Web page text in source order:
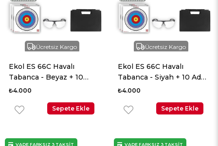
Ücretsiz Kargo
Ekol ES 66C Havalı
Tabanca - Beyaz + 10
Adet Co2 + 3 Adet 4.5mm
Balistik Gözlük
₺4.000
Sepete Ekle
Ücretsiz Kargo
Ekol ES 66C Havalı
Tabanca - Siyah + 10 Adet
Co2 + 3 Adet 4.5mm BB +
Gözlük
₺4.000
Sepete Ekle
VADE FARKSIZ 3 TAKSİT VADE FARKSIZ 3 TAKSİT